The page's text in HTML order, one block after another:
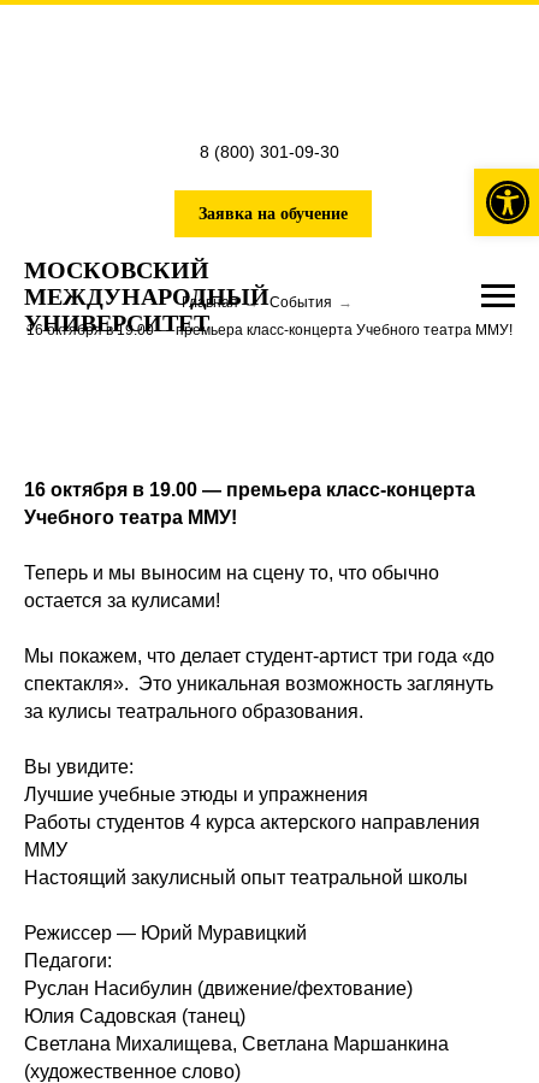
МОСКОВСКИЙ
МЕЖДУНАРОДНЫЙ
УНИВЕРСИТЕТ
8 (800) 301-09-30
Заявка на обучение
Главная → События →
16 октября в 19.00 — премьера класс-концерта Учебного театра ММУ!
16 октября в 19.00 — премьера класс-концерта
Учебного театра ММУ!
Теперь и мы выносим на сцену то, что обычно
остается за кулисами!
Мы покажем, что делает студент-артист три года «до
спектакля». Это уникальная возможность заглянуть
за кулисы театрального образования.
Вы увидите:
Лучшие учебные этюды и упражнения
Работы студентов 4 курса актерского направления
ММУ
Настоящий закулисный опыт театральной школы
Режиссер — Юрий Муравицкий
Педагоги:
Руслан Насибулин (движение/фехтование)
Юлия Садовская (танец)
Светлана Михалищева, Светлана Маршанкина
(художественное слово)